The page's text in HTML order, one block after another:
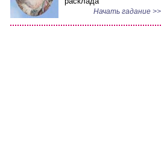
Начать гадание >>